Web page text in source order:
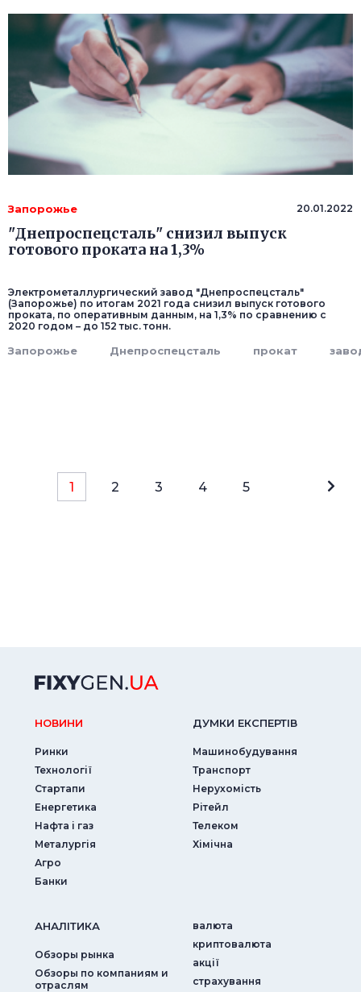
Запорожье 20.01.2022
"Днепроспецсталь" снизил выпуск
готового проката на 1,3%
Электрометаллургический завод "Днепроспецсталь"
(Запорожье) по итогам 2021 года снизил выпуск готового
проката, по оперативным данным, на 1,3% по сравнению с
2020 годом – до 152 тыс. тонн.
Запорожье Днепроспецсталь прокат
1 2 3 4 5
НОВИНИ
Ринки
Технології
Стартапи
Енергетика
Нафта і газ
Металургія
Агро
Банки
ДУМКИ ЕКСПЕРТIВ
Машинобудування
Транспорт
Нерухомість
Рітейл
Телеком
Хімічна
АНАЛIТИКА
Обзоры рынка
Обзоры по компаниям и
отраслям
валюта
криптовалюта
акції
страхування